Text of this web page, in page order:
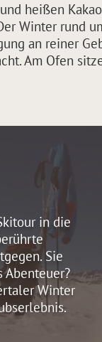
heißen
Winter rund
an reiner
Am Ofen
in die
Sie
Abenteuer?
Winter